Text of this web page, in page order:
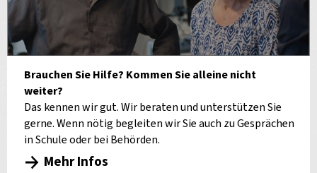
Brauchen Sie Hilfe? Kommen Sie alleine nicht
weiter?
Das kennen wir gut. Wir beraten und unterstützen Sie
gerne. Wenn nötig begleiten wir Sie auch zu Gesprächen
in Schule oder bei Behörden.
Mehr Infos